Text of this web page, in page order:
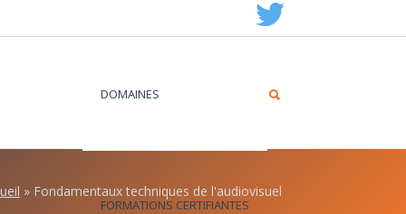
DOMAINES
FORMATIONS CERTIFIANTES
» Fondamentaux techniques de l'audiovisuel